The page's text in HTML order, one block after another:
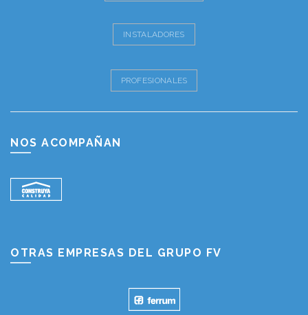
INSTALADORES
PROFESIONALES
NOS ACOMPAÑAN
OTRAS EMPRESAS DEL GRUPO FV